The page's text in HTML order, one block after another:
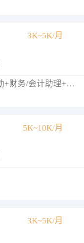
3K~5K/月
文员+行政专员/助理+后勤+财务/会计助理+出纳
5K~10K/月
3K~5K/月